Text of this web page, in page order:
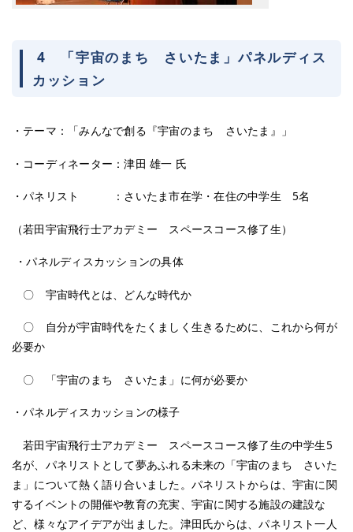
4 「宇宙のまち さいたま」パネルディス
カッション
・テーマ：「みんなで創る『宇宙のまち さいたま』」
・コーディネーター：津田 雄一 氏
・パネリスト ：さいたま市在学・在住の中学生 5名
（若田宇宙飛行士アカデミー スペースコース修了生）
・パネルディスカッションの具体
〇 宇宙時代とは、どんな時代か
〇 自分が宇宙時代をたくましく生きるために、これから何が
必要か
〇 「宇宙のまち さいたま」に何が必要か
・パネルディスカッションの様子
若田宇宙飛行士アカデミー スペースコース修了生の中学生5
名が、パネリストとして夢あふれる未来の「宇宙のまち さいた
ま」について熱く語り合いました。パネリストからは、宇宙に関
するイベントの開催や教育の充実、宇宙に関する施設の建設な
ど、様々なアイデアが出ました。津田氏からは、パネリスト一人